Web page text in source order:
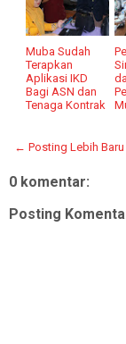
Muba Sudah
Terapkan
Aplikasi IKD
Bagi ASN dan
Tenaga Kontrak
← Posting Lebih Baru
0 komentar:
Posting